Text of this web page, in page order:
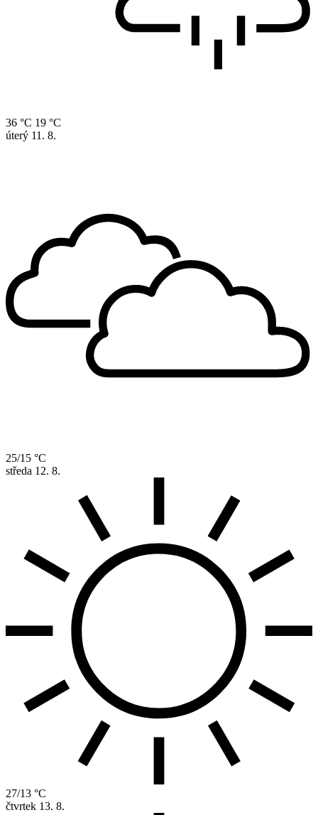
36 °C 19 °C
úterý 11. 8.
25/15 °C
středa 12. 8.
27/13 °C
čtvrtek 13. 8.